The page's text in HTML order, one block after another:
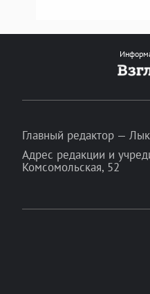
Главный редактор —
Адрес редакции и
Комсомольская, 52